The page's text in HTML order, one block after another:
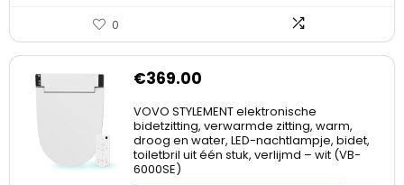
0
€369.00
VOVO STYLEMENT elektronische
bidetzitting, verwarmde zitting, warm,
droog en water, LED-nachtlampje, bidet,
toiletbril uit één stuk, verlijmd – wit (VB-
6000SE)